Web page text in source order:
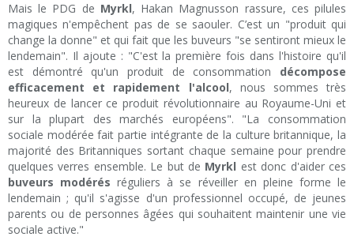
Mais le PDG de Myrkl, Hakan Magnusson rassure, ces pilules
magiques n'empêchent pas de se saouler. C’est un "produit qui
change la donne" et qui fait que les buveurs "se sentiront mieux le
lendemain". Il ajoute : "C'est la première fois dans l'histoire qu'il
est démontré qu'un produit de consommation décompose
efficacement et rapidement l'alcool, nous sommes très
heureux de lancer ce produit révolutionnaire au Royaume-Uni et
sur la plupart des marchés européens". "La consommation
sociale modérée fait partie intégrante de la culture britannique, la
majorité des Britanniques sortant chaque semaine pour prendre
quelques verres ensemble. Le but de Myrkl est donc d'aider ces
buveurs modérés réguliers à se réveiller en pleine forme le
lendemain ; qu'il s'agisse d'un professionnel occupé, de jeunes
parents ou de personnes âgées qui souhaitent maintenir une vie
sociale active."